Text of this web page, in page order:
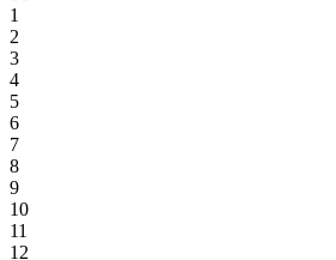
1
2
3
4
5
6
7
8
9
10
11
12